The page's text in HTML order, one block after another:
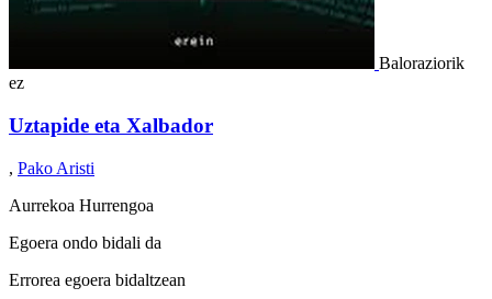
Baloraziorik
ez
Uztapide eta Xalbador
, Pako Aristi
Aurrekoa Hurrengoa
Egoera ondo bidali da
Errorea egoera bidaltzean